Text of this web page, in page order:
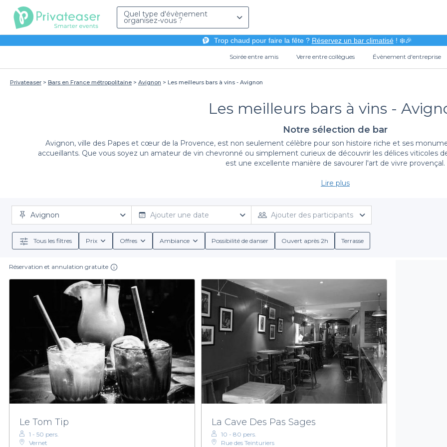
Quel type d'évènement
organisez-vous ?
Trop chaud pour faire la fête ? Réservez un bar climatisé! ❄️🎉
Soirée entre amis Verre entre collègues Évènement d'entreprise
Privateaser Bars en France métropolitaine Avignon Les meilleurs bars à vins - Avignon
Les meilleurs bars à vins -
Notre sélection de bar
Avignon, ville des Papes et cœur de la Provence, est non seulement célèbre pour son histoire riche et ses
accueillants. Que vous soyez un amateur de vin chevronné ou simplement curieux de découvrir les délices viticoles
est une excellente manière de savourer l'art de vivre provençal.
Grâce à la plateforme Privateaser, il devient facile de réserver un bar à vin à Avignon. Nous vous proposons une
chacun offrant une atmosphère unique et une carte de vins soigneusement élaborée. Que vous désiriez un petit
pour une fête entre amis, vous trouverez chez nous l'endroit parfait pour faire
En utilisant Privateaser, vous bénéficiez de conditions de réservation détaillées pour chaque établissement. De plus,
les services offerts, que ce soit en termes de restauration, de cocktails ou d’animations. Avec un simple clic, vous
Faites le premier pas vers votre soirée parfaite
Ne laissez pas le choix de votre bar à vin au hasard. Avec Privateaser, vous pouvez explorer et sélectionner parmi
assurant que votre soirée sera un succès. Qu'il s'agisse d'un anniversaire, d'une rencontre professionnelle ou
organiser un moment inoubliable. Visitez notre site et découvrez dès maintenant les
Lire plus
Avignon Ajouter une date Ajouter des participants
Tous les filtres Prix Offres Ambiance Possibilité de danser Ouvert après 2h Terrasse
Réservation et annulation gratuite
Le Tom Tip
1 - 50 pers.
Vernet
La Cave Des Pas Sages
10 - 80 pers.
Rue des Teinturiers